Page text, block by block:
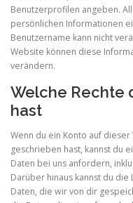
Benutzerprofilen angeben.
persönlichen Informationen
Benutzername kann nicht
Website können diese
verändern.
Welche Rechte
hast
Wenn du ein Konto auf
geschrieben hast, kannst du
Daten bei uns anfordern,
Darüber hinaus kannst du
Daten, die wir von dir